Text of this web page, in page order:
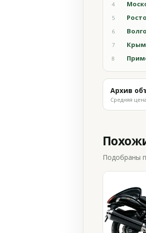
4
5
6
7
Крым
8
Архив
Средняя
Подобраны